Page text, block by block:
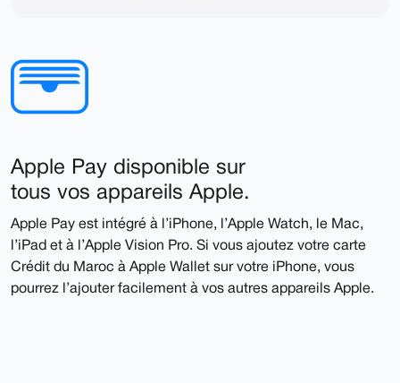
Apple Pay disponible sur
tous vos appareils Apple.
Apple Pay est intégré à l’iPhone, l’Apple Watch, le Mac,
l’iPad et à l’Apple Vision Pro. Si vous ajoutez votre carte
Crédit du Maroc à Apple Wallet sur votre iPhone, vous
pourrez l’ajouter facilement à vos autres appareils Apple.